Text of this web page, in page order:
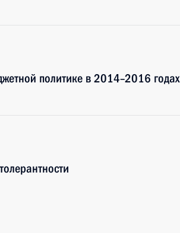
политике в 2014–2016 годах